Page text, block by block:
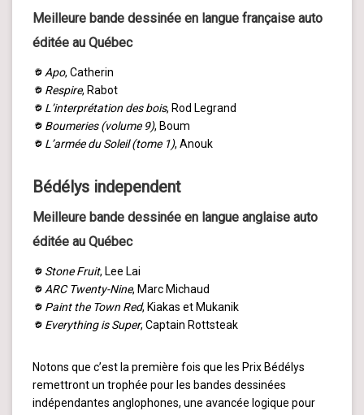
Meilleure bande dessinée en langue française auto
éditée au Québec
Apo, Catherin
Respire, Rabot
L’interprétation des bois, Rod Legrand
Boumeries (volume 9), Boum
L’armée du Soleil (tome 1), Anouk
Bédélys independent
Meilleure bande dessinée en langue anglaise auto
éditée au Québec
Stone Fruit, Lee Lai
ARC Twenty-Nine, Marc Michaud
Paint the Town Red, Kiakas et Mukanik
Everything is Super, Captain Rottsteak
Notons que c’est la première fois que les Prix Bédélys
remettront un trophée pour les bandes dessinées
indépendantes anglophones, une avancée logique pour